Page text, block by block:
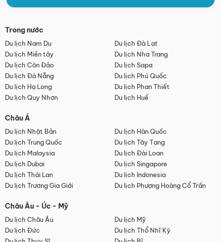
Trong nước
Du lịch Nam Du
Du lịch Đà Lạt
Du lịch Miền tây
Du lịch Nha Trang
Du lịch Côn Đảo
Du lịch Sapa
Du lịch Đà Nẵng
Du lịch Phú Quốc
Du lịch Hạ Long
Du lịch Phan Thiết
Du lịch Quy Nhơn
Du lịch Huế
Châu Á
Du lịch Nhật Bản
Du lịch Hàn Quốc
Du lịch Trung Quốc
Du lịch Tây Tạng
Du lịch Malaysia
Du lịch Đài Loan
Du lịch Dubai
Du lịch Singapore
Du lịch Thái Lan
Du lịch Indonesia
Du lịch Trương Gia Giới
Du lịch Phượng Hoàng Cổ Trấn
Châu Âu - Úc - Mỹ
Du lịch Châu Âu
Du lịch Mỹ
Du lịch Đức
Du lịch Thổ Nhĩ Kỳ